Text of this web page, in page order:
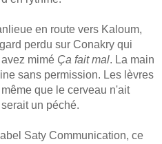
en route vers Kaloum,
perdu sur Conakry qui
mimé Ça fait mal. La main
sans permission. Les lèvres
que le cerveau n'ait
un péché.
Saty Communication, ce